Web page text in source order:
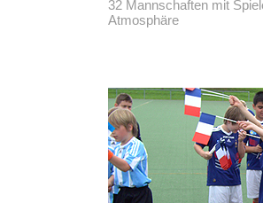
32 Mannschaften mit
Atmosphäre